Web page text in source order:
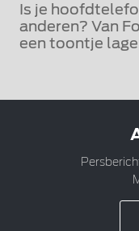
Is je
anderen? Van
een toontje